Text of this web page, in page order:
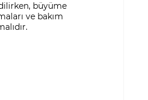
büyüme
ve bakım